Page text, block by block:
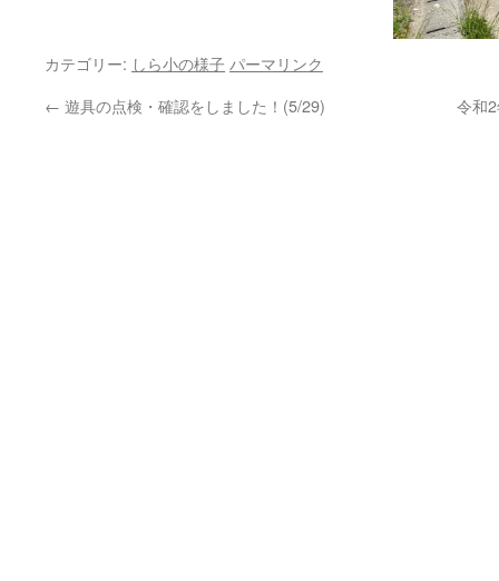
カテゴリー: しら小の様子 パーマリンク
← 遊具の点検・確認をしました！(5/29) 令和